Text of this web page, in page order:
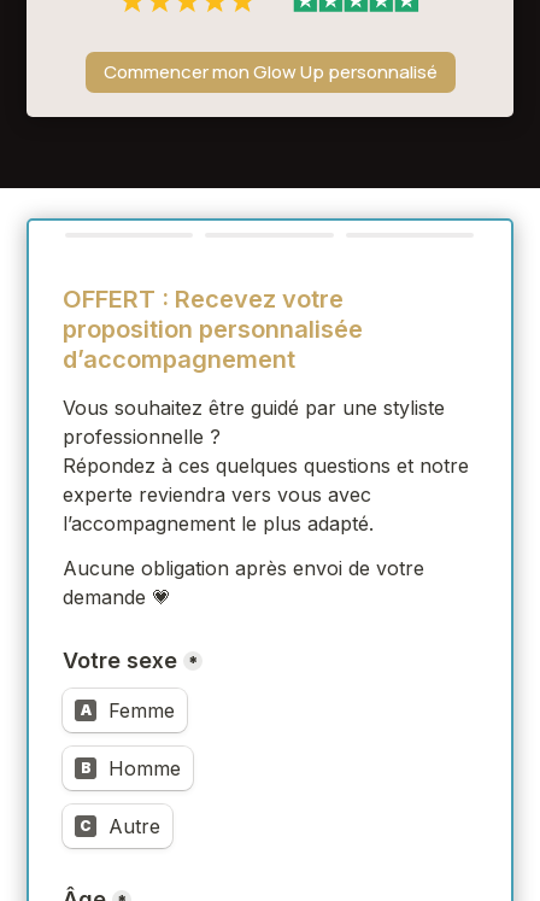
Commencer mon Glow Up personnalisé